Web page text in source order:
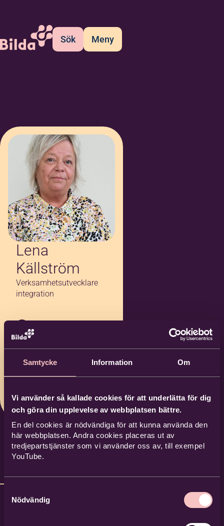
Samtycke Information Om
Vi använder så kallade cookies för att underlätta för dig
och göra din upplevelse av webbplatsen bättre.
En del cookies är nödvändiga för att kunna använda den
här webbplatsen. Andra cookies placeras ut av
tredjepartstjänster som vi använder oss av, till exempel
YouTube.
Nödvändig
Sök Meny
Lena
Källström
Verksamhetsutvecklare
integration
lena.kallstrom@bil